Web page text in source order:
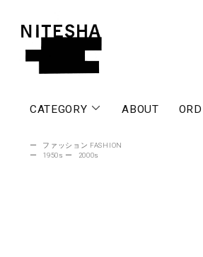
CATEGORY ABOUT
ー
ファッション FASHION
ー
1950s ー 2000s